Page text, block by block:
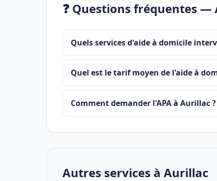
❓ Questions fréquentes
Quels services d'aide à domicile
Quel est le tarif moyen de l'aide à
Comment demander l'APA à Aurillac ?
Autres services à Aurillac